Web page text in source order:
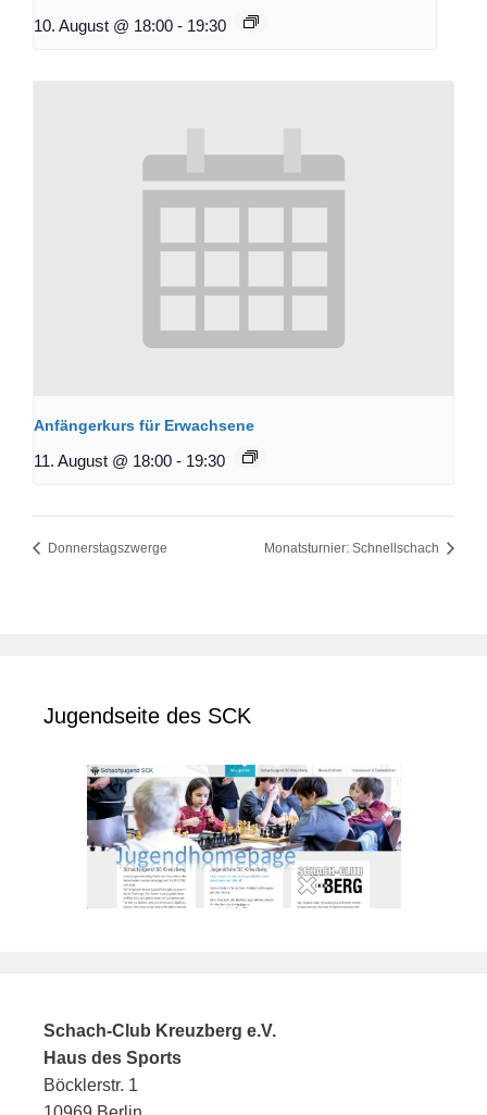
10. August @ 18:00 - 19:30
Anfängerkurs für Erwachsene
11. August @ 18:00 - 19:30
Donnerstagszwerge Monatsturnier: Schnellschach
Jugendseite des SCK
Schach-Club Kreuzberg e.V.
Haus des Sports
Böcklerstr. 1